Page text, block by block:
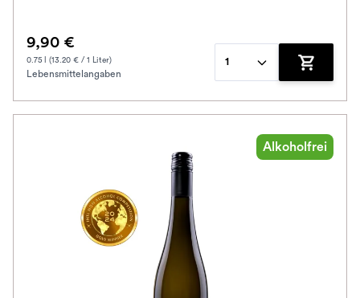
9,90 €
0.75 l (13.20 € / 1 Liter)
Lebensmittelangaben
1
Zum
Alkoholfrei